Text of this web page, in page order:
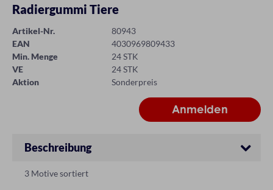
Radiergummi Tiere
Artikel-Nr.
80943
EAN
4030969809433
Min. Menge
24 STK
VE
24 STK
Aktion
Sonderpreis
Beschreibung
3 Motive sortiert